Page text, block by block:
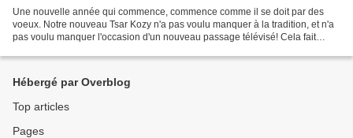
Une nouvelle année qui commence, commence comme il se doit par des
voeux. Notre nouveau Tsar Kozy n'a pas voulu manquer à la tradition, et n'a
pas voulu manquer l'occasion d'un nouveau passage télévisé! Cela fait
Hébergé par Overblog
Top articles
Pages